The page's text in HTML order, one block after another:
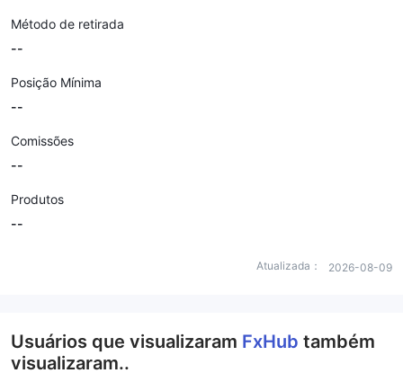
Método de retirada
--
Posição Mínima
--
Comissões
--
Produtos
--
Atualizada： 2026-08-09
Usuários que visualizaram FxHub também
visualizaram..